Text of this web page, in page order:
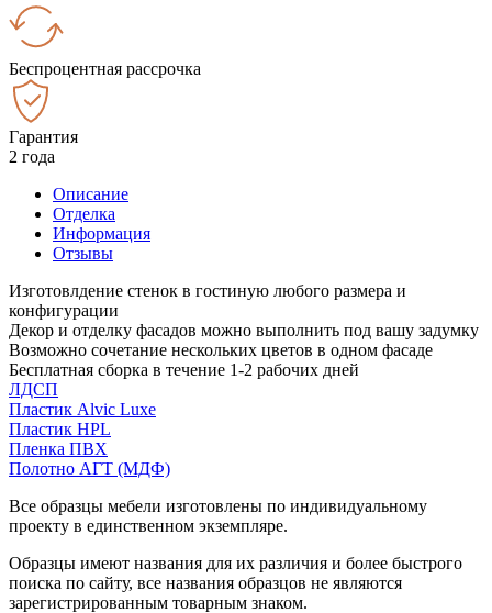
Беспроцентная рассрочка
Гарантия
2 года
Описание
Отделка
Информация
Отзывы
Изготовлдение стенок в гостиную любого размера и
конфигурации
Декор и отделку фасадов можно выполнить под вашу задумку
Возможно сочетание нескольких цветов в одном фасаде
Бесплатная сборка в течение 1-2 рабочих дней
ЛДСП
Пластик Alvic Luxe
Пластик HPL
Пленка ПВХ
Полотно АГТ (МДФ)
Все образцы мебели изготовлены по индивидуальному
проекту в единственном экземпляре.
Образцы имеют названия для их различия и более быстрого
поиска по сайту, все названия образцов не являются
зарегистрированным товарным знаком.